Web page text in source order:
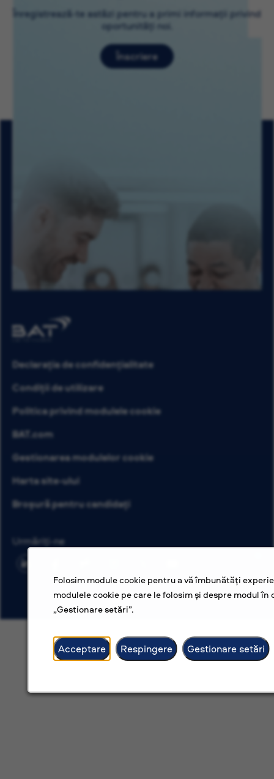
Folosim module cookie pentru a vă îmbunătăți
modulele cookie pe care le folosim și despre modul
„Gestionare setări”.
Acceptare Respingere Gestionare setări
Înregistrează-te astăzi pentru a primi informații privind
oportunități noi.
Înscriere
Declarația de confidențialitate
Condiții de utilizare
Politica privind modulele cookie
BAT.com
Gestionarea modulelor cookie
Harta site-ului
Broșură pentru candidați
Urmăriți-ne